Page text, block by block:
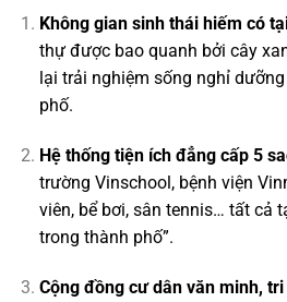
Không gian sinh thái hiếm có
thự được bao quanh bởi cây
lại trải nghiệm sống nghỉ
phố.
Hệ thống tiện ích đẳng cấp 5
trường Vinschool, bệnh viện
viên, bể bơi, sân tennis… tất cả
trong thành phố”.
Cộng đồng cư dân văn minh,